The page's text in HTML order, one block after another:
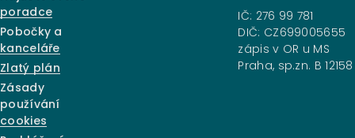
poradce
Pobočky a
kanceláře
Zlatý plán
Zásady
používání
cookies
IČ: 276 99 781
DIČ: CZ699005655
zápis v OR u MS
Praha, sp.zn. B 12158